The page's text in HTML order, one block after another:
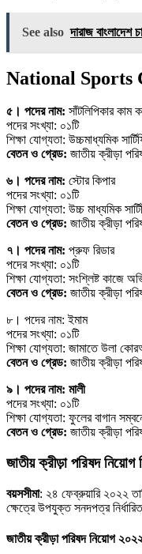
See also দারাজ বাংলাদেশ
National Sports
৫। পদের নাম: সাঁটলিপিকার কাম
পদের সংখ্যা: ০১টি
শিক্ষা যোগ্যতা: উচ্চমাধ্যমিক
বেতন ও গ্রেড: জাতীয় ক্রীড়া
৬। পদের নাম: স্টোর কিপার
পদের সংখ্যা: ০১টি
শিক্ষা যোগ্যতা: উচ্চ মাধ্যমিক
বেতন ও গ্রেড: জাতীয় ক্রীড়া
৭। পদের নাম: প্রুফ রিডার
পদের সংখ্যা: ০১টি
শিক্ষা যোগ্যতা: সংশ্লিষ্ট কাজে
বেতন ও গ্রেড: জাতীয় ক্রীড়া
৮। পদের নাম: ইমাম
পদের সংখ্যা: ০১টি
শিক্ষা যোগ্যতা: জামাতে উলা
বেতন ও গ্রেড: জাতীয় ক্রীড়া
৯। পদের নাম: মালী
পদের সংখ্যা: ০১টি
শিক্ষা যোগ্যতা: ফুলের বাগান
বেতন ও গ্রেড: জাতীয় ক্রীড়া
জাতীয় ক্রীড়া পরিষদ
বয়সসীমা: ২৪ ফেব্রুয়ারি ২০২২
ক্ষেত্রে উপযুক্ত সনদপত্র
জাতীয় ক্রীড়া পরিষদ নিয়োগ ২০২২